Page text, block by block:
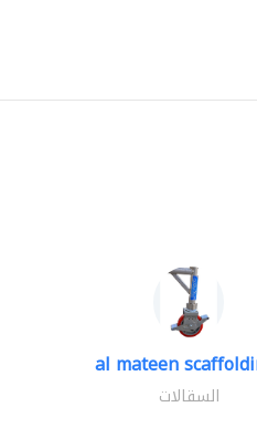
al mateen
السقالات